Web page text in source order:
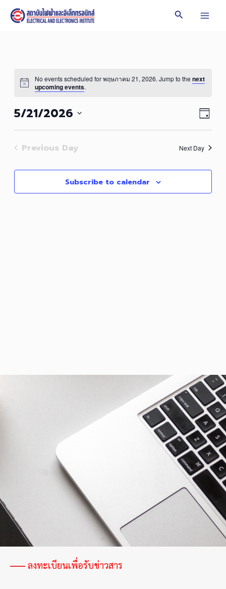
Search
No events scheduled for พฤษภาคม 21, 2026. Jump to thenext
upcoming events.
Day
5/21/2026
Select
Previous Day Next Day
Subscribe to calendar
ลงทะเบียนเพื่อรับข่าวสาร